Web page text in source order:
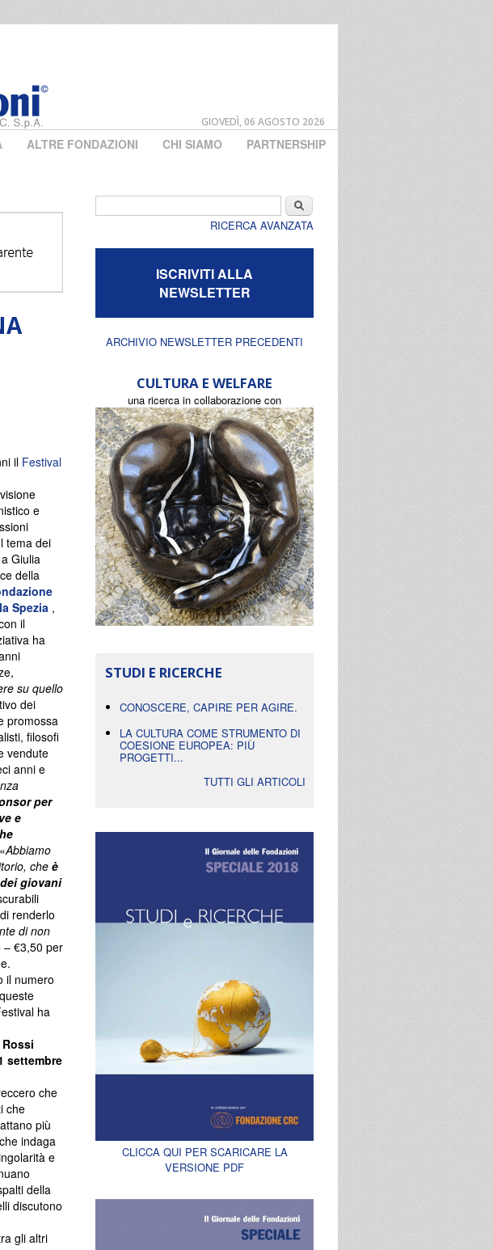
GIOVEDÌ, 06 AGOSTO 2026
ALTRE FONDAZIONI CHI SIAMO PARTNERSHIP
il Festival
e
tema dei
Giulia
della
Spezia ,
il
ha
su quello
dei
promossa
filosofi
vendute
anni e
per
e
Abbiamo
che è
giovani
renderlo
di non
– €3,50 per
il numero
ha
settembre
che
che
più
indaga
e
della
discutono
gli altri
Cerca
RICERCA AVANZATA
ISCRIVITI ALLA
NEWSLETTER
ARCHIVIO NEWSLETTER PRECEDENTI
CULTURA E WELFARE
una ricerca in collaborazione con
STUDI E RICERCHE
CONOSCERE, CAPIRE PER AGIRE.
LA CULTURA COME STRUMENTO DI
COESIONE EUROPEA: PIÙ
PROGETTI...
TUTTI GLI ARTICOLI
CLICCA QUI PER SCARICARE LA
VERSIONE PDF